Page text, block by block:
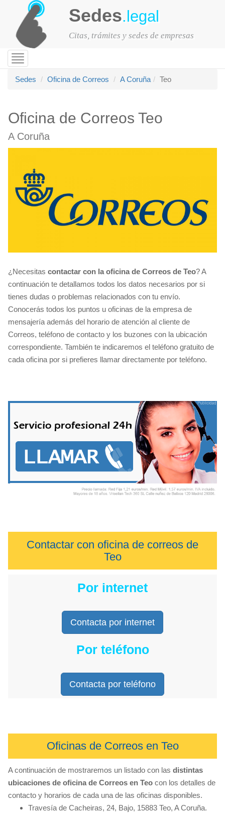
Sedes.legal
Citas, trámites y sedes de empresas
Toggle
navigation
Sedes
Oficina de Correos A Coruña Teo
Oficina de Correos Teo
A Coruña
¿Necesitas contactar con la oficina de Correos de Teo? A
continuación te detallamos todos los datos necesarios por si
tienes dudas o problemas relacionados con tu envío.
Conocerás todos los puntos u oficinas de la empresa de
mensajería además del horario de atención al cliente de
Correos, teléfono de contacto y los buzones con la ubicación
correspondiente. También te indicaremos el teléfono gratuito de
cada oficina por si prefieres llamar directamente por teléfono.
Contactar con oficina de correos de
Teo
Por internet
Contacta por internet
Por teléfono
Contacta por teléfono
Oficinas de Correos en Teo
A continuación de mostraremos un listado con las distintas
ubicaciones de oficina de Correos en Teo con los detalles de
contacto y horarios de cada una de las oficinas disponibles.
Travesía de Cacheiras, 24, Bajo, 15883 Teo, A Coruña.